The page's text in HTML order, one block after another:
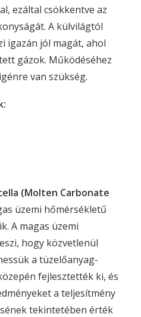
ezáltal csökkentve az
A külvilágtól
igazán jól magát, ahol
gázok. Működéséhez
van szükség.
(Molten Carbonate
üzemi hőmérsékletű
A magas üzemi
hogy közvetlenül
a tüzelőanyag-
fejlesztették ki, és
a teljesítmény
tekintetében érték